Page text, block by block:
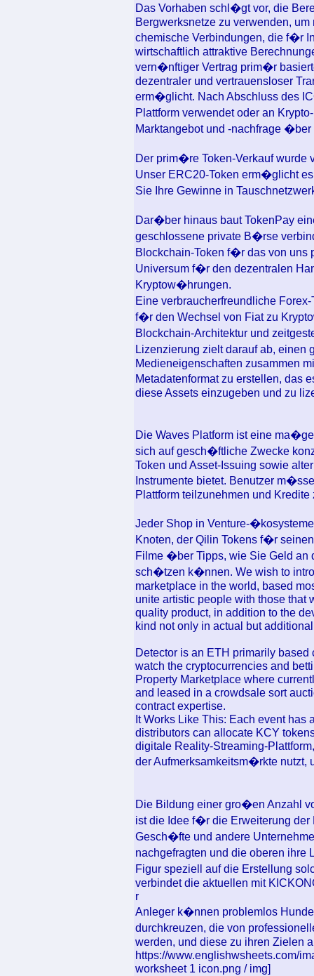
Das Vorhaben schl�gt vor, die
Bergwerksnetze zu verwenden,
chemische Verbindungen, die f�r
wirtschaftlich attraktive
vern�nftiger Vertrag prim�r
dezentraler und vertrauensloser
erm�glicht. Nach Abschluss des
Plattform verwendet oder an
Marktangebot und -nachfrage
Der prim�re Token-Verkauf wurde
Unser ERC20-Token erm�glicht
Sie Ihre Gewinne in
Dar�ber hinaus baut TokenPay
geschlossene private B�rse
Blockchain-Token f�r das von uns
Universum f�r den dezentralen
Kryptow�hrungen.
Eine verbraucherfreundliche
f�r den Wechsel von Fiat zu
Blockchain-Architektur und
Lizenzierung zielt darauf ab,
Medieneigenschaften zusammen
Metadatenformat zu erstellen,
diese Assets einzugeben und zu
Die Waves Platform ist eine
sich auf gesch�ftliche Zwecke
Token und Asset-Issuing sowie
Instrumente bietet. Benutzer
Plattform teilzunehmen und Kredite
Jeder Shop in Venture-
Knoten, der Qilin Tokens f�r
Filme �ber Tipps, wie Sie Geld an
sch�tzen k�nnen. We wish to
marketplace in the world, based
unite artistic people with those that
quality product, in addition to the
kind not only in actual but
Detector is an ETH primarily
watch the cryptocurrencies and
Property Marketplace where
and leased in a crowdsale sort
contract expertise.
It Works Like This: Each event has
distributors can allocate KCY
digitale Reality-Streaming-
der Aufmerksamkeitsm�rkte
Die Bildung einer gro�en Anzahl
ist die Idee f�r die Erweiterung der
Gesch�fte und andere
nachgefragten und die oberen
Figur speziell auf die Erstellung
verbindet die aktuellen mit
r
Anleger k�nnen problemlos
durchkreuzen, die von
werden, und diese zu ihren Zielen
https://www.englishwsheets.com/
worksheet 1 icon.png / img]